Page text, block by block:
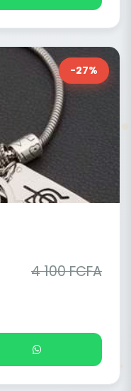
-27%
4 100 FCFA